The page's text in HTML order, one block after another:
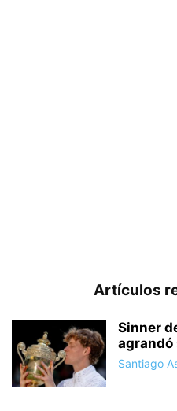
Artículos
Sinner
agrandó
Santiago